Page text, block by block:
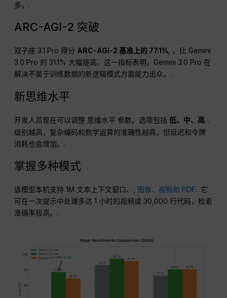
多。.
ARC-AGI-2 突破
双子座 3.1 Pro 得分 ARC-AGI-2 基准上的 77.1%, ，比 Gemini
3.0 Pro 的 31.1% 大幅提高。这一指标表明，Gemini 3.0 Pro 在
解决不属于训练数据的新逻辑模式方面能力出众。.
新思维水平
开发人员现在可以调整 思维水平 参数。选项包括低、中、高. .
级别越高，复杂编码和数学运算的准确性越高，但延迟和令牌
消耗也会增加。.
掌握多种模式
该模型本机支持 1M 文本上下文窗口、, 图像、视频和 PDF. .它
可在一次提示中处理多达 1 小时的视频或 30,000 行代码，检索
准确率极高。.